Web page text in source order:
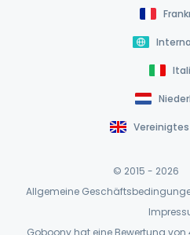
© 2015 - 2026
Allgemeine